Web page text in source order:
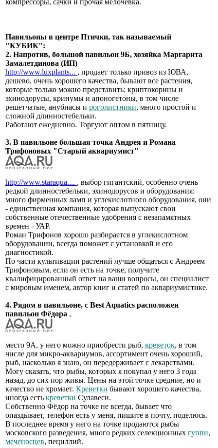
Павильоны в центре Птички, так называемый
"КУБИК":
2. Напротив, большой павильон 9Б, хозяйка Маргарита
Замалетдинова (ИП)
http://www.luxplants... , продает только привоз из ЮВА,
дешево, очень хорошего качества, бывают все растения,
которые только можно представить: криптокорины и
эхинодорусы, кринумы и апоногетоны, в том числе
решетчатые, анубиасы и роголистники, много простой и
сложной длинностебельки.
Работают ежедневно. Торгуют оптом в пятницу.
3. В павильоне большая точка Андрея и Романа
Трифоновых "Старый аквариумист"
http://www.staraqua.... , выбор гигантский, особенно очень
редкой длинностебельки, эхинодорусов и оборудования:
много фирменных ламп и углекислотного оборудования, они
- единственная компания, которая выпускают свои
собственные отечественные удобрения с незапамятных
времен - УАР.
Роман Трифонов хорошо разбирается в углекислотном
оборудовании, всегда поможет с установкой и его
диагностикой.
По части культивации растений лучше общаться с Андреем
Трифоновым, если он есть на точке, получите
квалифицированный ответ на ваши вопросы, он специалист
с мировым именем, автор книг и статей по аквариумистике.
4. Рядом в павильоне, с Best Aquatics расположен
павильон Фёдора ,
место 9А, у него можно приобрести рыб, креветок, в том
числе для микро-аквариумов, ассортимент очень хороший,
рыб, насколько я знаю, он передерживает с лекарствами.
Могу сказать, что рыбы, которых я покупал у него 3 года
назад, до сих пор живы. Цены на этой точке средние, но и
качество не хромает. Креветки бывают хорошего качества,
иногда есть креветки Сулавеси.
Собственно Фёдор на точке не всегда, бывает что
опаздывает, телефон есть у меня, пишите в почту, поделюсь.
В последнее время у него на точке продаются рыбы
московского разведения, много редких селекционных гуппи,
меченосцев, пециллий.